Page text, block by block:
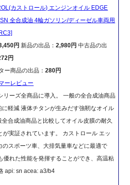
カストロール) エンジンオイル EDGE
全合成油 4輪ガソリン/ディーゼル車両用
円新品の出品：2,980円 中古品の出
円
ー商品の出品：280円
ーレビュー
リーズ全商品に導入。 一般の全合成油商品
軽減 液体チタンが生みだす強靭なオイル
合成油商品と比較してオイル皮膜の耐久
実証されています。 カストロール エッ
スポーツ車、大排気量車などに最適で
優れた性能を発揮することができ、高温粘
api: sn acea: a3/b4